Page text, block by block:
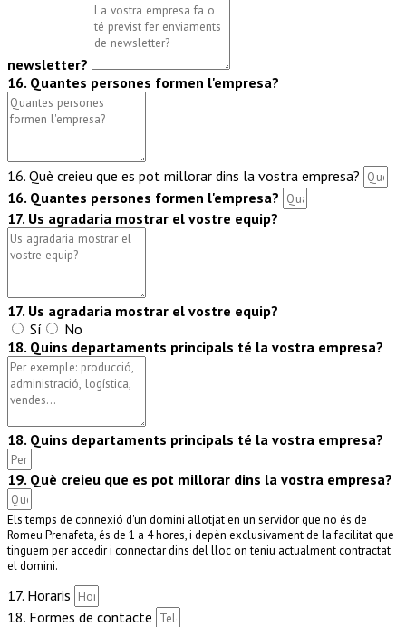
newsletter?
16. Quantes persones formen l'empresa?
16. Què creieu que es pot millorar dins la vostra empresa?
16. Quantes persones formen l'empresa?
17. Us agradaria mostrar el vostre equip?
17. Us agradaria mostrar el vostre equip?
Sí
No
18. Quins departaments principals té la vostra empresa?
18. Quins departaments principals té la vostra empresa?
19. Què creieu que es pot millorar dins la vostra empresa?
Els temps de connexió d'un domini allotjat en un servidor que no és de
Romeu Prenafeta, és de 1 a 4 hores, i depèn exclusivament de la facilitat que
tinguem per accedir i connectar dins del lloc on teniu actualment contractat
el domini.
17. Horaris
18. Formes de contacte